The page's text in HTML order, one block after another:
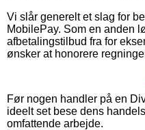
Vi slår generelt et slag for
MobilePay. Som en anden
afbetalingstilbud fra for
ønsker at honorere
Før nogen handler på en
ideelt set bese dens
omfattende arbejde.